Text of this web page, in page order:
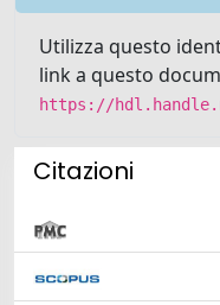
Utilizza questo
link a questo
https://
Citazioni